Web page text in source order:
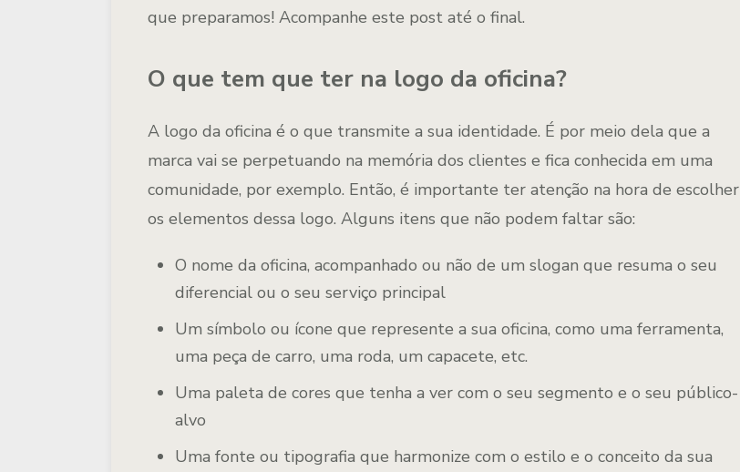
que preparamos! Acompanhe este post até o final.
O que tem que ter na logo da oficina?
A logo da oficina é o que transmite a sua identidade. É por meio dela que a
marca vai se perpetuando na memória dos clientes e fica conhecida em uma
comunidade, por exemplo. Então, é importante ter atenção na hora de escolher
os elementos dessa logo. Alguns itens que não podem faltar são:
O nome da oficina, acompanhado ou não de um slogan que resuma o seu
diferencial ou o seu serviço principal
Um símbolo ou ícone que represente a sua oficina, como uma ferramenta,
uma peça de carro, uma roda, um capacete, etc.
Uma paleta de cores que tenha a ver com o seu segmento e o seu público-
alvo
Uma fonte ou tipografia que harmonize com o estilo e o conceito da sua